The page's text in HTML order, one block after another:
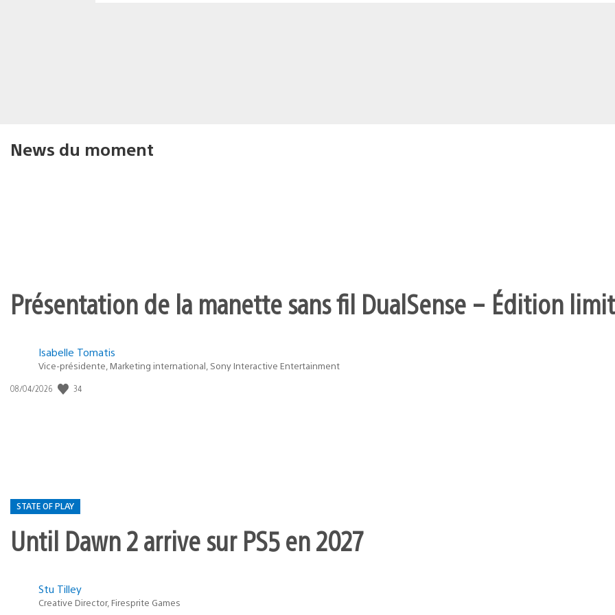
News du moment
Présentation de la manette sans fil DualSense – Édition
Isabelle Tomatis
Vice-présidente, Marketing international, Sony Interactive Entertainment
Date
08/04/2026 34
STATE OF PLAY
Until Dawn 2 arrive sur PS5 en 2027
PostéeStu Tilley
Creative Director, Firesprite Games